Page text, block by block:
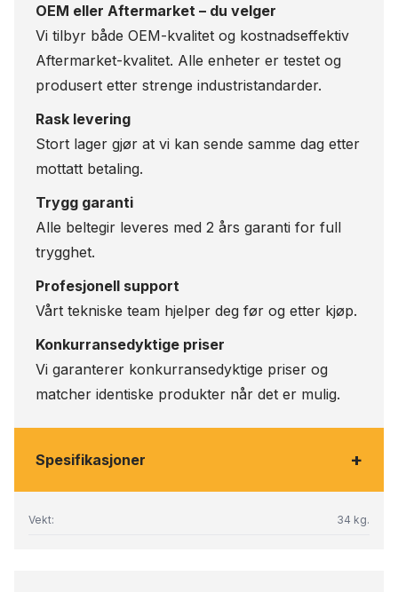
OEM eller Aftermarket – du velger
Vi tilbyr både OEM-kvalitet og kostnadseffektiv
Aftermarket-kvalitet. Alle enheter er testet og
produsert etter strenge industristandarder.
Rask levering
Stort lager gjør at vi kan sende samme dag etter
mottatt betaling.
Trygg garanti
Alle beltegir leveres med 2 års garanti for full
trygghet.
Profesjonell support
Vårt tekniske team hjelper deg før og etter kjøp.
Konkurransedyktige priser
Vi garanterer konkurransedyktige priser og
matcher identiske produkter når det er mulig.
Spesifikasjoner +
Vekt: 34 kg.